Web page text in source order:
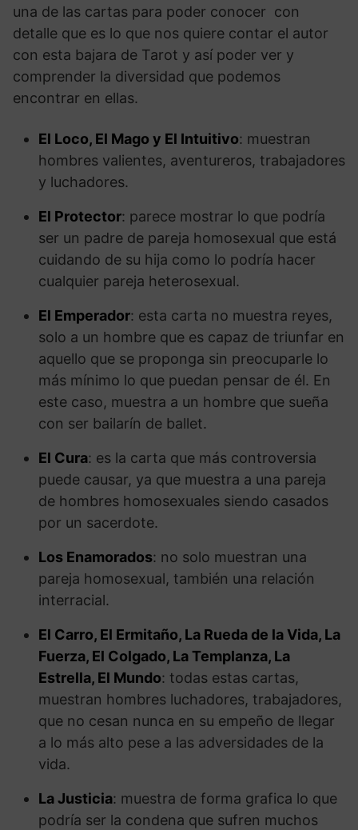
una de las cartas para poder conocer con
detalle que es lo que nos quiere contar el autor
con esta bajara de Tarot y así poder ver y
comprender la diversidad que podemos
encontrar en ellas.
El Loco, El Mago y El Intuitivo: muestran
hombres valientes, aventureros, trabajadores
y luchadores.
El Protector: parece mostrar lo que podría
ser un padre de pareja homosexual que está
cuidando de su hija como lo podría hacer
cualquier pareja heterosexual.
El Emperador: esta carta no muestra reyes,
solo a un hombre que es capaz de triunfar en
aquello que se proponga sin preocuparle lo
más mínimo lo que puedan pensar de él. En
este caso, muestra a un hombre que sueña
con ser bailarín de ballet.
El Cura: es la carta que más controversia
puede causar, ya que muestra a una pareja
de hombres homosexuales siendo casados
por un sacerdote.
Los Enamorados: no solo muestran una
pareja homosexual, también una relación
interracial.
El Carro, El Ermitaño, La Rueda de la Vida, La
Fuerza, El Colgado, La Templanza, La
Estrella, El Mundo: todas estas cartas,
muestran hombres luchadores, trabajadores,
que no cesan nunca en su empeño de llegar
a lo más alto pese a las adversidades de la
vida.
La Justicia: muestra de forma grafica lo que
podría ser la condena que sufren muchos